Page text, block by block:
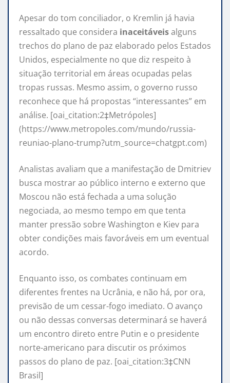
Apesar do tom conciliador, o Kremlin já havia
ressaltado que considera inaceitáveisalguns
trechos do plano de paz elaborado pelos Estados
Unidos, especialmente no que diz respeito à
situação territorial em áreas ocupadas pelas
tropas russas. Mesmo assim, o governo russo
reconhece que há propostas “interessantes” em
análise. [oai_citation:2‡Metrópoles]
(https://www.metropoles.com/mundo/russia-
reuniao-plano-trump?utm_source=chatgpt.com)
Analistas avaliam que a manifestação de Dmitriev
busca mostrar ao público interno e externo que
Moscou não está fechada a uma solução
negociada, ao mesmo tempo em que tenta
manter pressão sobre Washington e Kiev para
obter condições mais favoráveis em um eventual
acordo.
Enquanto isso, os combates continuam em
diferentes frentes na Ucrânia, e não há, por ora,
previsão de um cessar-fogo imediato. O avanço
ou não dessas conversas determinará se haverá
um encontro direto entre Putin e o presidente
norte-americano para discutir os próximos
passos do plano de paz. [oai_citation:3‡CNN
Brasil]